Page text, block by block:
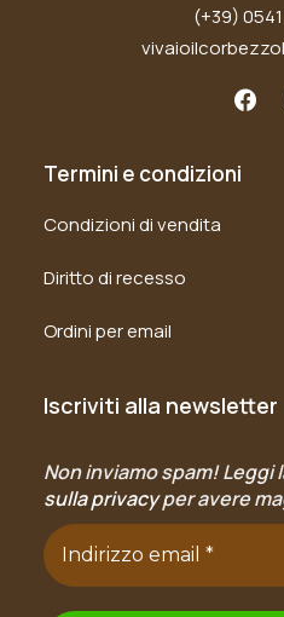
(+39)
Termini e condizioni
Condizioni di vendita
Diritto di recesso
Ordini per email
Iscriviti alla newsletter
Non inviamo spam! Leggi
sulla privacyper avere